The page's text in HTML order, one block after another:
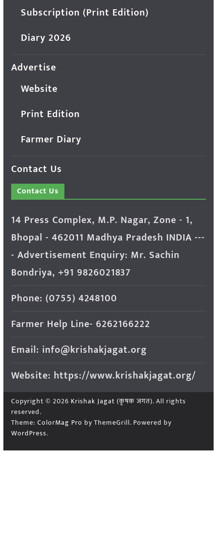
Subscription (Print Edition)
Diary 2026
Advertise
Website
Print Edition
Farmer Diary
Contact Us
Contact Us
14 Press Complex, M.P. Nagar, Zone - 1,
Bhopal - 462011 Madhya Pradesh INDIA ---
- Advertisement Enquiry: Mr. Sachin
Bondriya, +91 9826021837
Phone: (0755) 4248100
Farmer Help Line- 6262166222
Email: info@krishakjagat.org
Website: https://www.krishakjagat.org/
Copyright © 2026 Krishak Jagat (कृषक जगत). All rights
reserved.
Theme: ColorMag Pro by ThemeGrill. Powered by
WordPress.